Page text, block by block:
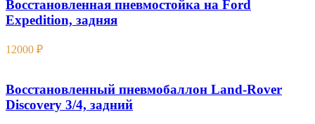
Восстановленная пневмостойка на Ford
Expedition , задняя
12000 ₽
Восстановленный пневмобаллон Land-Rover
Discovery 3/4, задний